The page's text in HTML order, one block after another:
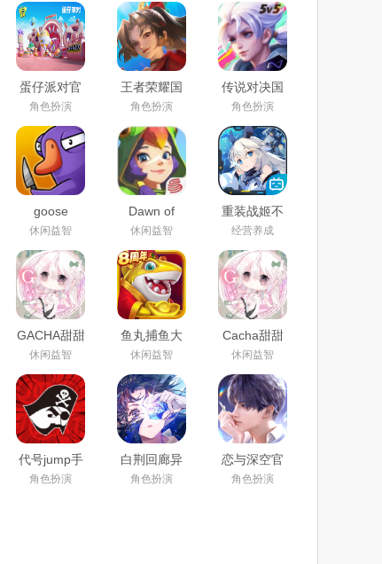
蛋仔派对官
服正版下载
安装2025最
新版
角色扮演
王者荣耀国
际服官方下
载手机版免
费版2025最
新版
角色扮演
传说对决国
际服下载官
方正版2025
最新版
(Arena of
Valor)
角色扮演
goose
goose duck
手机版官方
下载2024最
新版
休闲益智
Dawn of
lsles国际服
汉化版
休闲益智
重装战姬不
删档正式版
经营养成
GACHA甜甜
下载官方正
版2024中文
最新版
休闲益智
鱼丸捕鱼大
作战官方下
载2023最新
版
休闲益智
Cacha甜甜
(0.2.0|自制
版mod)下载
2023最新版
休闲益智
代号jump手
游下载安装
2024官方最
角色扮演
白荆回廊异
世穿越画廊
腾讯版免费
角色扮演
恋与深空官
方服正式版
下载2024最
角色扮演